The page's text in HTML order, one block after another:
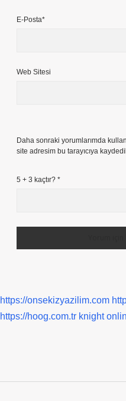
E-Posta*
Web Sitesi
Daha sonraki yorumlarımda
site adresim bu tarayıcıya
5 + 3 kaçtır? *
https://onsekizyazilim.com
https://hoog.com.tr knight